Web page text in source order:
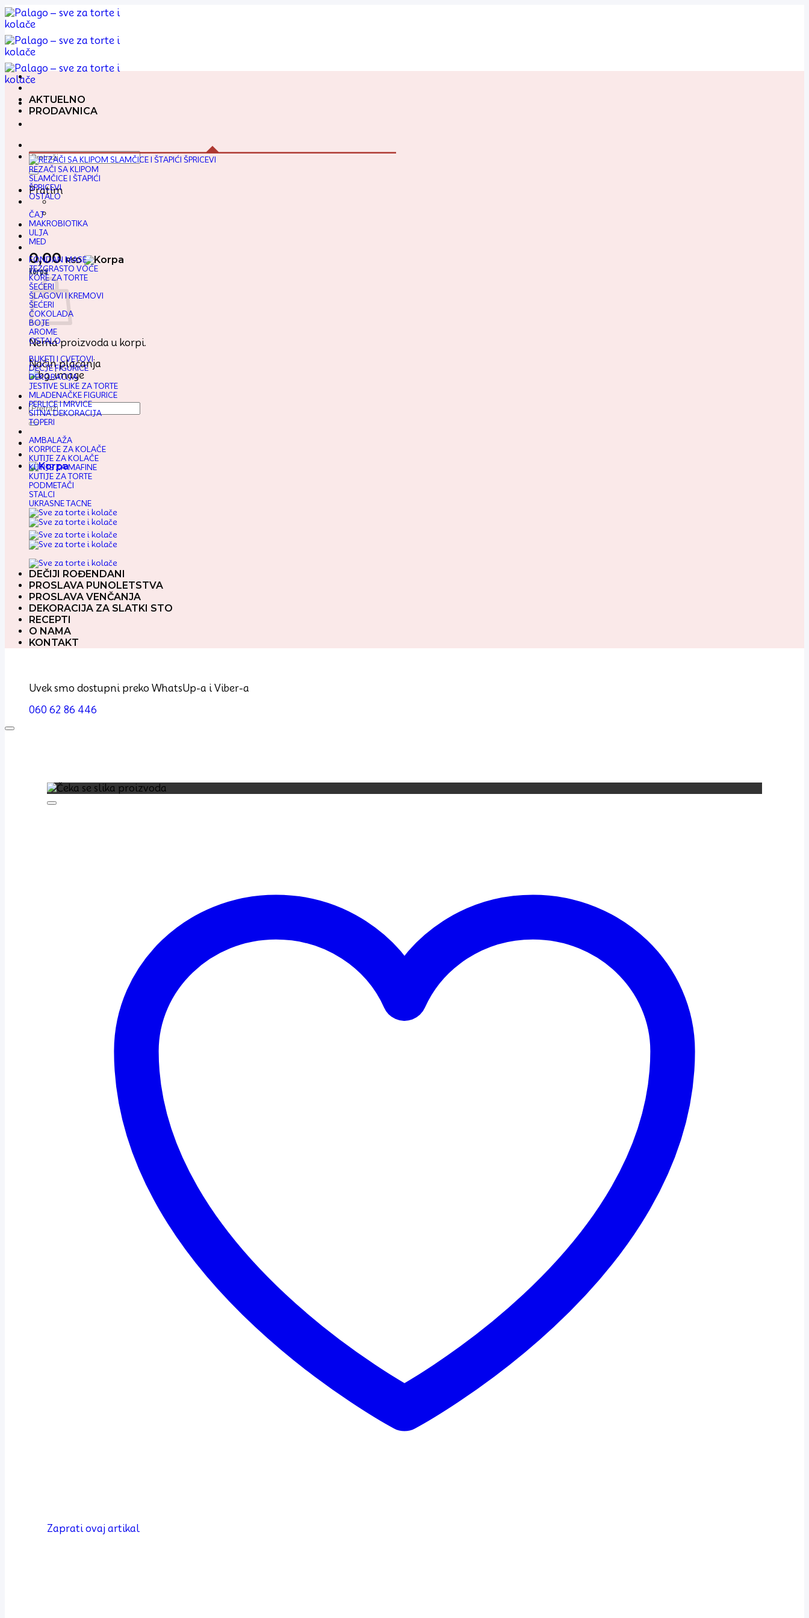
Preskoči
na
sadržaj
Pretraga
za:
Pratim
0,00RSD
Korpa
Nema proizvoda u korpi.
Način plaćanja
Pretraga
za:
AKTUELNO
PRODAVNICA
REZAČI SA KLIPOM
SLAMČICE I ŠTAPIĆI
ŠPRICEVI
OSTALO
ČAJ
MAKROBIOTIKA
ULJA
MED
FONDAN MASE
JEZGRASTO VOĆE
KORE ZA TORTE
ŠEĆERI
ŠLAGOVI I KREMOVI
ŠEĆERI
ČOKOLADA
BOJE
AROME
OSTALO
BUKETI I CVETOVI
DEČJE FIGURICE
DEKORACIJA
JESTIVE SLIKE ZA TORTE
MLADENAČKE FIGURICE
PERLICE I MRVICE
SITNA DEKORACIJA
TOPERI
AMBALAŽA
KORPICE ZA KOLAČE
KUTIJE ZA KOLAČE
KUTIJE ZA MAFINE
KUTIJE ZA TORTE
PODMETAČI
STALCI
UKRASNE TACNE
DEČIJI ROĐENDANI
PROSLAVA PUNOLETSTVA
PROSLAVA VENČANJA
DEKORACIJA ZA SLATKI STO
RECEPTI
O NAMA
KONTAKT
Uvek smo dostupni preko WhatsUp-a i Viber-a
060 62 86 446
Zaprati ovaj artikal